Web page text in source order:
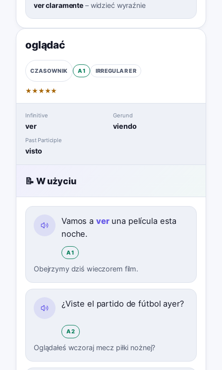
ver claramente – widzieć wyraźnie
oglądać
CZASOWNIK A1 IRREGULARER
★★★★★
Infinitive
ver
Gerund
viendo
Past Participle
visto
📝 W użyciu
Vamos a veruna película esta
noche.
A1
Obejrzymy dziś wieczorem film.
¿Viste el partido de fútbol ayer?
A2
Oglądałeś wczoraj mecz piłki nożnej?